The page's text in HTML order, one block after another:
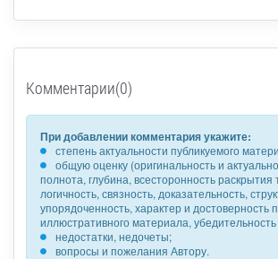
Комментарии(0)
При добавлении комментария укажите:
степень актуальности публикуемого
общую оценку (оригинальность и
полнота, глубина, всесторонность раскрытия
логичность, связность, доказательность,
упорядоченность, характер и достоверность
иллюстративного материала,
недостатки, недочеты;
вопросы и пожелания Автору.